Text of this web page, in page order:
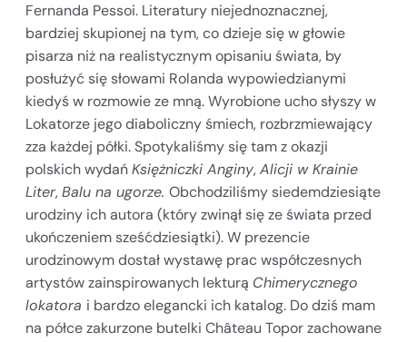
Fernanda Pessoi. Literatury niejednoznacznej,
bardziej skupionej na tym, co dzieje się w głowie
pisarza niż na realistycznym opisaniu świata, by
posłużyć się słowami Rolanda wypowiedzianymi
kiedyś w rozmowie ze mną. Wyrobione ucho słyszy w
Lokatorze jego diaboliczny śmiech, rozbrzmiewający
zza każdej półki. Spotykaliśmy się tam z okazji
polskich wydańKsiężniczki Anginy,Alicji w Krainie
Liter,Balu na ugorze. Obchodziliśmy siedemdziesiąte
urodziny ich autora (który zwinął się ze świata przed
ukończeniem sześćdziesiątki). W prezencie
urodzinowym dostał wystawę prac współczesnych
artystów zainspirowanych lekturą Chimerycznego
lokatora i bardzo elegancki ich katalog. Do dziś mam
na półce zakurzone butelki Château Topor zachowane